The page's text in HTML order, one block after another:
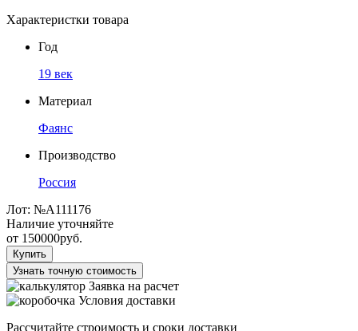
Характеристки товара
Год
19 век
Материал
Фаянс
Производство
Россия
Лот: №А111176
Наличие уточняйте
от 150000руб.
Купить
Узнать точную стоимость
Заявка на расчет
Условия доставки
Рассчитайте строимость и сроки доставки